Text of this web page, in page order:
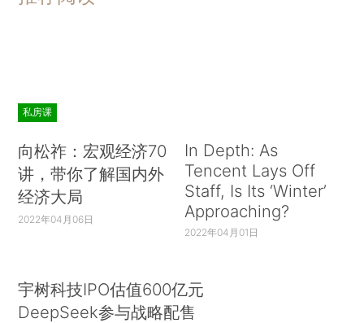
私房课
向松祚：宏观经济70
讲，带你了解国内外
经济大局
2022年04月06日
In Depth: As
Tencent Lays Off
Staff, Is Its ‘Winter’
Approaching?
2022年04月01日
宇树科技IPO估值600亿元
DeepSeek参与战略配售